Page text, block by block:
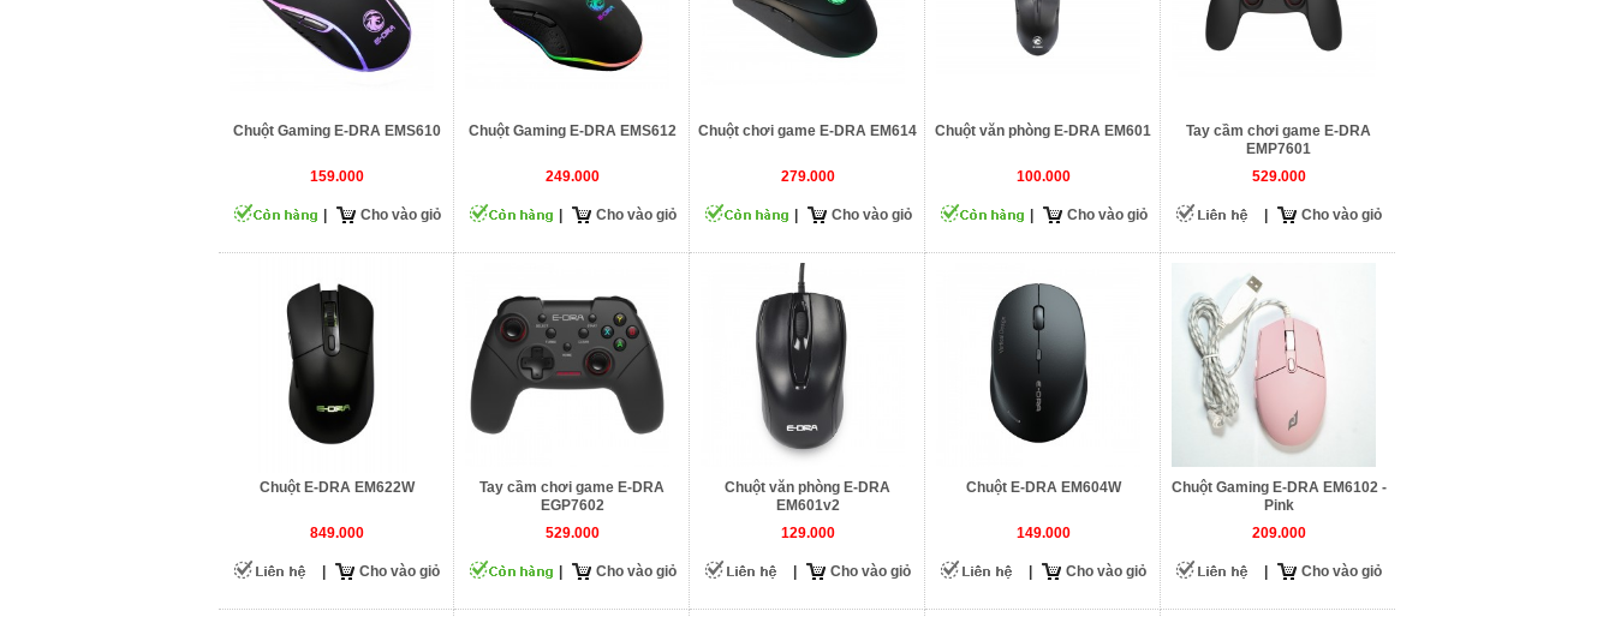
Chuột Gaming E-DRA EMS610
159.000
Cho vào giỏ
Chuột Gaming E-DRA EMS612
249.000
Cho vào giỏ
Chuột chơi game E-DRA EM614
279.000
Cho vào giỏ
Chuột văn phòng E-DRA EM601
100.000
Cho vào giỏ
Tay cầm chơi game E-DRA
EMP7601
529.000
Cho vào giỏ
Chuột E-DRA EM622W
849.000
Cho vào giỏ
Tay cầm chơi game E-DRA
EGP7602
529.000
Cho vào giỏ
Chuột văn phòng E-DRA
EM601v2
129.000
Cho vào giỏ
Chuột E-DRA EM604W
149.000
Cho vào giỏ
Chuột Gaming E-DRA EM6102 -
Pink
209.000
Cho vào giỏ